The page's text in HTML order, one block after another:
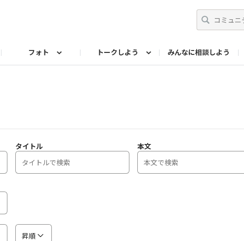
フォト トークしよう みんなに相談しよう
タイトル 本文
昇順